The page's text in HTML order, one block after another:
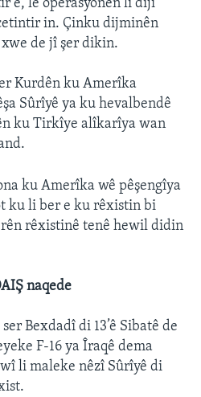
e, lê operasyonên li dijî
in. Çinku dijminên
de jî şer dikin.
Kurdên ku Amerîka
Sûrîyê ya ku hevalbendê
ku Tirkîye alîkarîya wan
ku Amerîka wê pêşengîya
ku li ber e ku rêxistin bi
rêxistinê tenê hewil didin
naqede
Bexdadî di 13’ê Sibatê de
F-16 ya Îraqê dema
li maleke nêzî Sûrîyê di